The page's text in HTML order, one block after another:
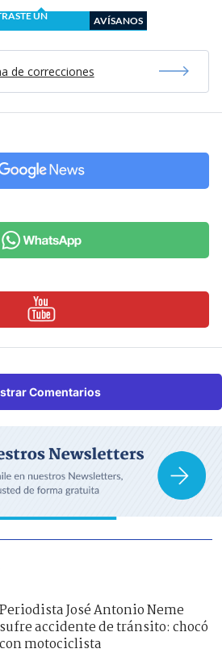
UN
AVÍSANOS
de correcciones
Comentarios
Periodista José Antonio Neme
sufre accidente de tránsito: chocó
con motociclista